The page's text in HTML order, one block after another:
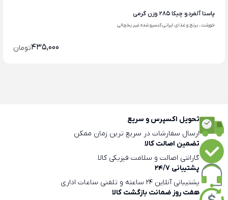
پاستا آلفردو چیکا 285 وزن گرمی
خورشت ، برنج و غذای ایرانی کنسرو شده غیر یخچالی
435,000تومان
تحویل اکسپرس و سریع
ارسال سفارشات در سریع ترین زمان ممکن
تضمین اصالت کالا
گارانتی اصالت و سلامت فیزیکی کالا
پشتیبانی 24/7
پشتیبانی آنلاین 24 ساعته و تلفنی ساعات اداری
هفت روز ضمانت بازگشت کالا